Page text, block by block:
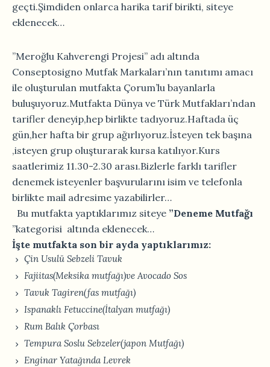
geçti.Şimdiden onlarca harika tarif birikti, siteye
eklenecek…
”Meroğlu Kahverengi Projesi” adı altında
Conseptosigno Mutfak Markaları’nın tanıtımı amacı
ile oluşturulan mutfakta Çorum’lu bayanlarla
buluşuyoruz.Mutfakta Dünya ve Türk Mutfakları’ndan
tarifler deneyip,hep birlikte tadıyoruz.Haftada üç
gün,her hafta bir grup ağırlıyoruz.İsteyen tek başına
,isteyen grup oluşturarak kursa katılıyor.Kurs
saatlerimiz 11.30-2.30 arası.Bizlerle farklı tarifler
denemek isteyenler başvurularını isim ve telefonla
birlikte mail adresime yazabilirler…
Bu mutfakta yaptıklarımız siteye ”Deneme Mutfağı
”kategorisi altında eklenecek…
İşte mutfakta son bir ayda yaptıklarımız:
Çin Usulü Sebzeli Tavuk
Fajiitas(Meksika mutfağı)ve Avocado Sos
Tavuk Tagiren(fas mutfağı)
Ispanaklı Fetuccine(İtalyan mutfağı)
Rum Balık Çorbası
Tempura Soslu Sebzeler(japon Mutfağı)
Enginar Yatağında Levrek